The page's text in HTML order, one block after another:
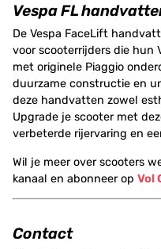
Vespa FL
De Vespa FaceLift
voor scooterrijders die hun
met originele Piaggio
duurzame constructie en
deze handvatten zowel
Upgrade je scooter met
verbeterde rijervaring en
Wil je meer over scooters
kanaal en abonneer op Vol
Contact